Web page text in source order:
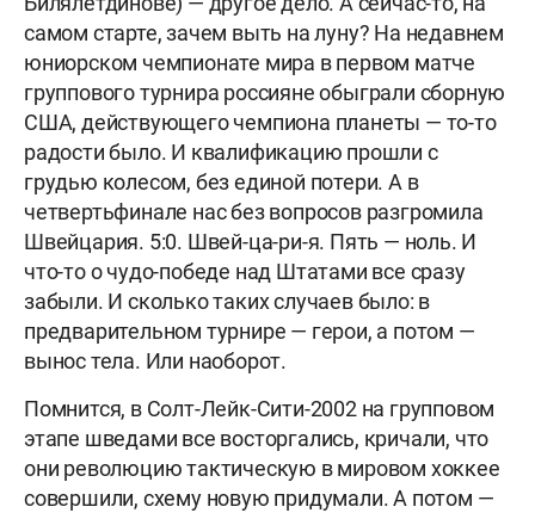
самом старте, зачем выть на луну? На недавнем
юниорском чемпионате мира в первом матче
группового турнира россияне обыграли сборную
США, действующего чемпиона планеты — то-то
радости было. И квалификацию прошли с
грудью колесом, без единой потери. А в
четвертьфинале нас без вопросов разгромила
Швейцария. 5:0. Швей-ца-ри-я. Пять — ноль. И
что-то о чудо-победе над Штатами все сразу
забыли. И сколько таких случаев было: в
предварительном турнире — герои, а потом —
вынос тела. Или наоборот.
Помнится, в Солт-Лейк-Сити-2002 на групповом
этапе шведами все восторгались, кричали, что
они революцию тактическую в мировом хоккее
совершили, схему новую придумали. А потом —